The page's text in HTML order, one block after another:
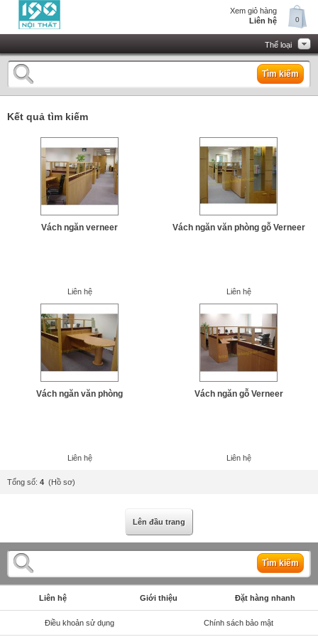
Xem giỏ hàng
Liên hệ
0
Thể loại
Tìm kiếm
Kết quả tìm kiếm
Vách ngăn verneer
Liên hệ
Vách ngăn văn phòng gỗ Verneer
Liên hệ
Vách ngăn văn phòng
Liên hệ
Vách ngăn gỗ Verneer
Liên hệ
Tổng số: 4 (Hồ sơ)
Lên đầu trang
Tìm kiếm
Liên hệ Giới thiệu Đặt hàng nhanh
Điều khoản sử dụng Chính sách bảo mật